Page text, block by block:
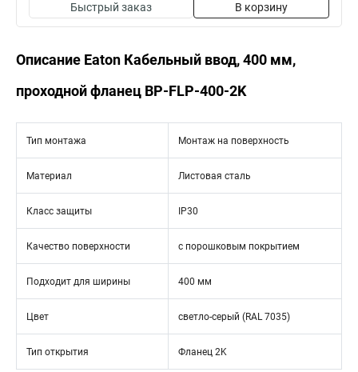
Быстрый заказ В корзину
Описание Eaton Кабельный ввод, 400 мм,
проходной фланец BP-FLP-400-2K
Тип монтажа Монтаж на поверхность
Материал Листовая сталь
Класс защиты IP30
Качество поверхности с порошковым покрытием
Подходит для ширины 400 мм
Цвет светло-серый (RAL 7035)
Тип открытия Фланец 2K